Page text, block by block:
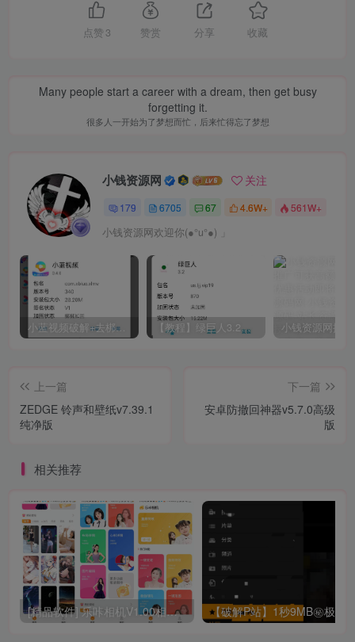
点赞 3 赞赏 分享 收藏
Many people start a career with a dream, then get busy
forgetting it.
很多人一开始为了梦想而忙，后来忙得忘了梦想
小钱资源网 关注
179 6705 67 4.6W+ 561W+
小钱资源网欢迎你(●°u°●)​ 」
小蓝视频破解+去梆梆加固教程 【教程】绿巨人3.2破解详细教学
上一篇
ZEDGE 铃声和壁纸v7.39.1
纯净版
下一篇
安卓防撤回神器v5.7.0高级
版
相关推荐
[精品软件] 乐咔相机V1.00相机功能强大